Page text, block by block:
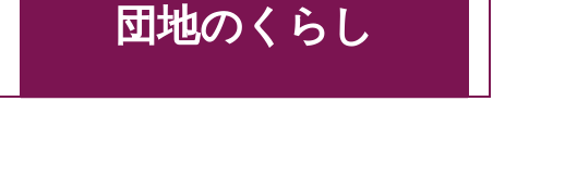
団地のくらし